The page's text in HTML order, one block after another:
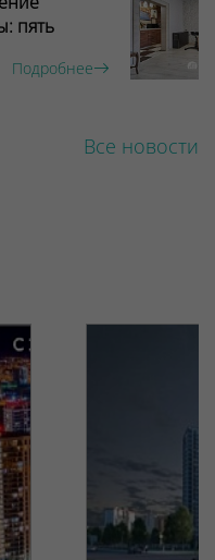
пять
Подробнее
Все новости